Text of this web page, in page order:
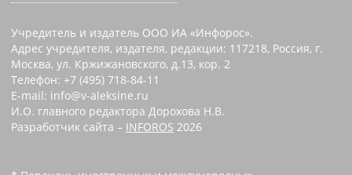
Учредитель и издатель ООО ИА «Инфорос».
Адрес учредителя, издателя, редакции: 117218, Россия, г.
Москва, ул. Кржижановского, д.13, кор. 2
Телефон: +7 (495) 718-84-11
E-mail: info@v-aleksine.ru
И.О. главного редактора Дорохова Н.В.
Разработчик сайта – INFOROS 2026